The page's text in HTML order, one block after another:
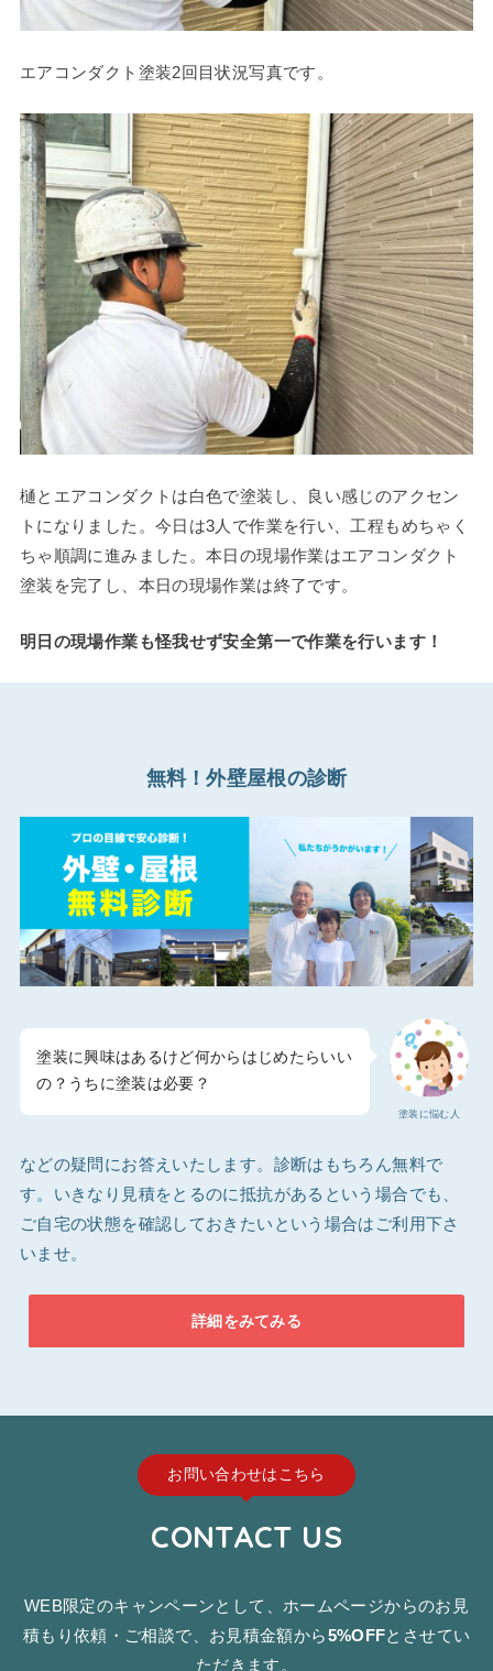
エアコンダクト塗装2回目状況写真です。
樋とエアコンダクトは白色で塗装し、良い感じのアクセン
トになりました。今日は3人で作業を行い、工程もめちゃく
ちゃ順調に進みました。本日の現場作業はエアコンダクト
塗装を完了し、本日の現場作業は終了です。
明日の現場作業も怪我せず安全第一で作業を行います！
無料！外壁屋根の診断
塗装に悩む人
塗装に興味はあるけど何からはじめたらいい
の？うちに塗装は必要？
などの疑問にお答えいたします。診断はもちろん無料で
す。いきなり見積をとるのに抵抗があるという場合でも、
ご自宅の状態を確認しておきたいという場合はご利用下さ
いませ。
詳細をみてみる
お問い合わせはこちら
CONTACT US
WEB限定のキャンペーンとして、ホームページからのお見
積もり依頼・ご相談で、お見積金額から5%OFFとさせてい
ただきます。